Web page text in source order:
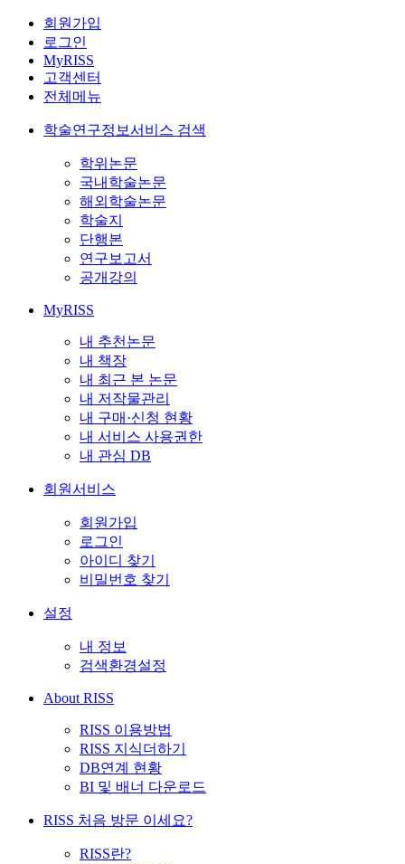
회원가입
로그인
MyRISS
고객센터
전체메뉴
학술연구정보서비스 검색
학위논문
국내학술논문
해외학술논문
학술지
단행본
연구보고서
공개강의
MyRISS
내 추천논문
내 책장
내 최근 본 논문
내 저작물관리
내 구매·신청 현황
내 서비스 사용권한
내 관심 DB
회원서비스
회원가입
로그인
아이디 찾기
비밀번호 찾기
설정
내 정보
검색환경설정
About RISS
RISS 이용방법
RISS 지식더하기
DB연계 현황
BI 및 배너 다운로드
RISS 처음 방문 이세요?
RISS란?